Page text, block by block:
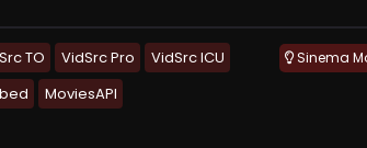
TO VidSrc Pro
VidSrc ICU
MoviesAPI
Sinema